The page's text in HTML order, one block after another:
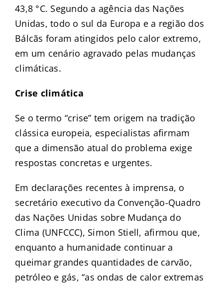
43,8 °C. Segundo a agência das Nações
Unidas, todo o sul da Europa e a região dos
Bálcãs foram atingidos pelo calor extremo,
em um cenário agravado pelas mudanças
climáticas.
Crise climática
Se o termo “crise” tem origem na tradição
clássica europeia, especialistas afirmam
que a dimensão atual do problema exige
respostas concretas e urgentes.
Em declarações recentes à imprensa, o
secretário executivo da Convenção-Quadro
das Nações Unidas sobre Mudança do
Clima (UNFCCC), Simon Stiell, afirmou que,
enquanto a humanidade continuar a
queimar grandes quantidades de carvão,
petróleo e gás, “as ondas de calor extremas